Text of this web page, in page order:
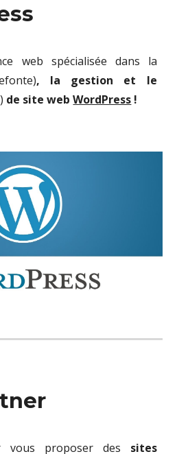
web spécialisée dans la
, la gestion et le
de site webWordPress !
vous proposer des sites